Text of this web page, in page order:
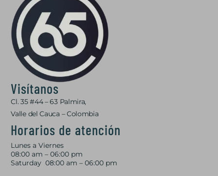
Visítanos
Cl. 35 #44 – 63 Palmira,
Valle del Cauca – Colombia
Horarios de atención
Lunes a Viernes
08:00 am – 06:00 pm
Saturday 08:00 am – 06:00 pm